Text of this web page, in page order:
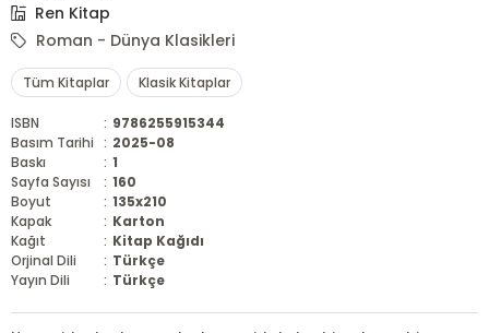
Ren Kitap
Roman - Dünya Klasikleri
Tüm Kitaplar Klasik Kitaplar
ISBN : 9786255915344
Basım Tarihi : 2025-08
Baskı
: 1
Sayfa Sayısı
: 160
Boyut
: 135x210
Kapak
: Karton
Kağıt
: Kitap Kağıdı
Orjinal Dili
: Türkçe
Yayın Dili
: Türkçe